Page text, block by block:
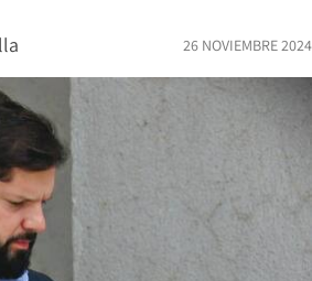
26 NOVIEMBRE 2024